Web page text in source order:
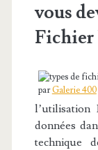
vous
Fichier
parGalerie 400
l’utilisation
données
technique